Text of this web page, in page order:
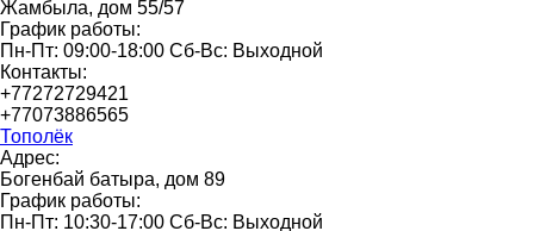
Жамбыла, дом 55/57
График работы:
Пн-Пт: 09:00-18:00 Сб-Вс: Выходной
Контакты:
+77272729421
+77073886565
Тополёк
Адрес:
Богенбай батыра, дом 89
График работы:
Пн-Пт: 10:30-17:00 Сб-Вс: Выходной